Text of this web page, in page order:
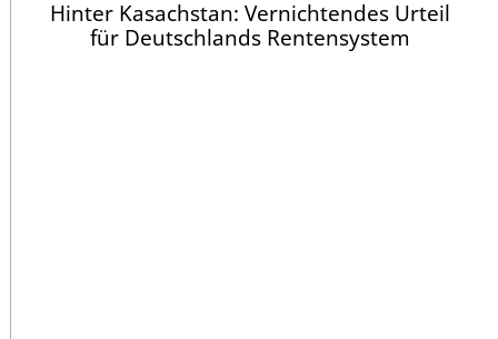
Hinter Kasachstan: Vernichtendes Urteil
für Deutschlands Rentensystem